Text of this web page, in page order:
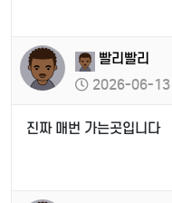
빨리빨리
2026-06-
진짜 매번 가는곳입니다